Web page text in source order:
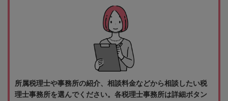
所属税理士や事務所の紹介、相談料金などから相談したい税
理士事務所を選んでください。各税理士事務所は詳細ボタン